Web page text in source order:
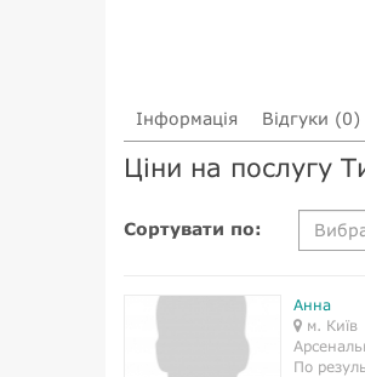
Інформація Відгуки (0)
Ціни на послугу
Сортувати по:
Анна
м. Київ
По